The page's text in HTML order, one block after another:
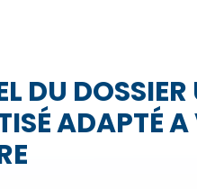
DU
ADAPTÉ A